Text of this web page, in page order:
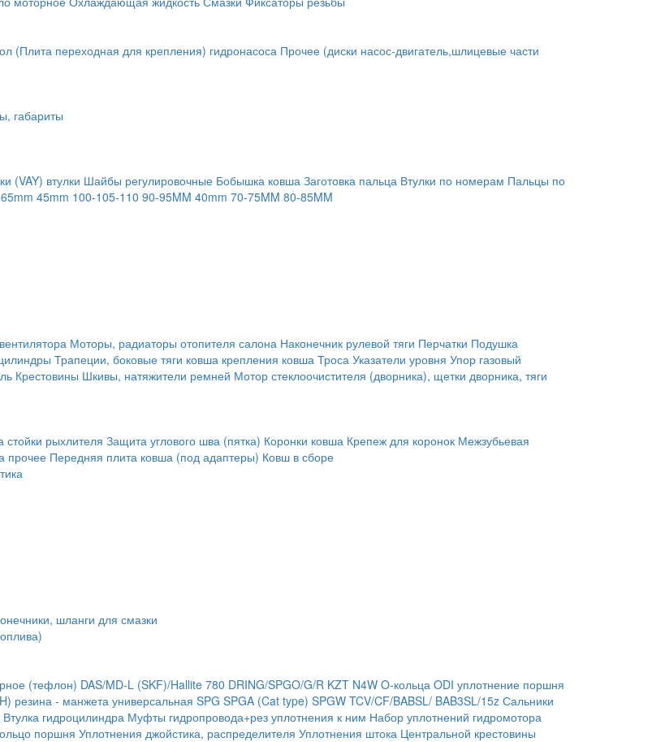
(Плита переходная для крепления) гидронасоса Прочее (диски насос-двигатель,шлицевые части
габариты
(VAY) втулки Шайбы регулировочные Бобышка ковша Заготовка пальца Втулки по номерам Пальцы по
45mm 100-105-110 90-95MM 40mm 70-75MM 80-85MM
Моторы, радиаторы отопителя салона Наконечник рулевой тяги Перчатки Подушка
Трапеции, боковые тяги ковша крепления ковша Троса Указатели уровня Упор газовый
Крестовины Шкивы, натяжители ремней Мотор стеклоочистителя (дворника), щетки дворника, тяги
стойки рыхлителя Защита углового шва (пятка) Коронки ковша Крепеж для коронок Межзубьевая
прочее Передняя плита ковша (под адаптеры) Ковш в сборе
шланги для смазки
(тефлон) DAS/MD-L (SKF)/Hallite 780 DRING/SPGO/G/R KZT N4W O-кольца ODI уплотнение поршня
резина - манжета универсальная SPG SPGA (Cat type) SPGW TCV/CF/BABSL/ BAB3SL/15z Сальники
Втулка гидроцилиндра Муфты гидропровода+рез уплотнения к ним Набор уплотнений гидромотора
поршня Уплотнения джойстика, распределителя Уплотнения штока Центральной крестовины